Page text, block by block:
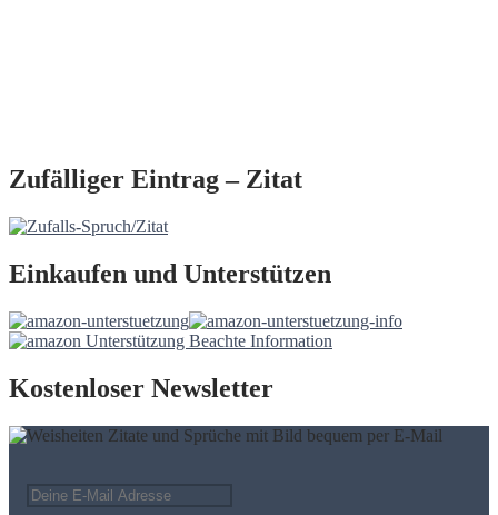
Zufälliger Eintrag – Zitat
Einkaufen und Unterstützen
Kostenloser Newsletter